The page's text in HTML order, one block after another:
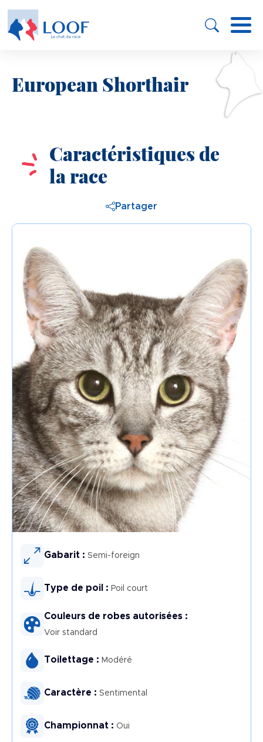
contenu
European Shorthair
Caractéristiques de
la race
Partager
Gabarit : Semi-foreign
Type de poil : Poil court
Couleurs de robes autorisées :
Voir standard
Toilettage : Modéré
Caractère : Sentimental
Championnat : Oui